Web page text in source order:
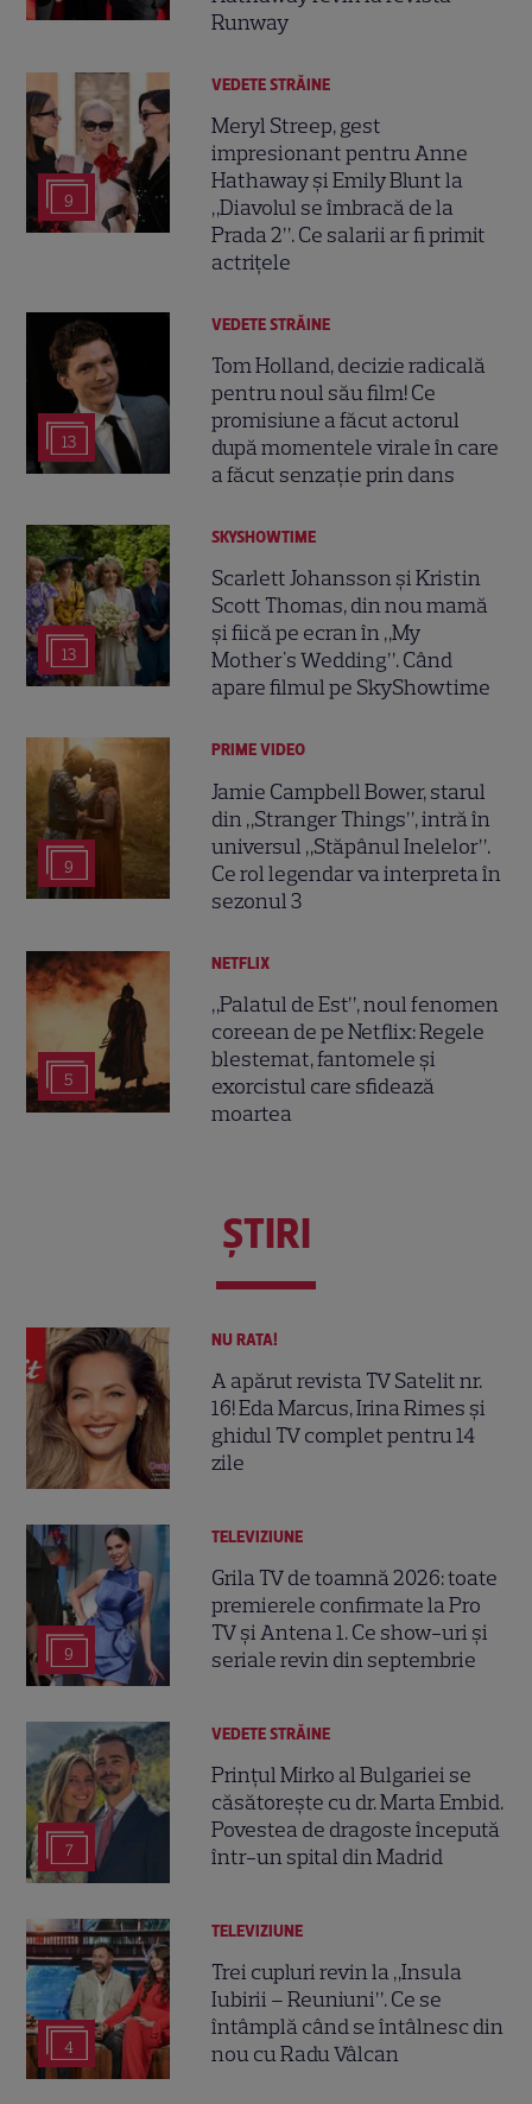
Runway
9
VEDETE STRĂINE
Meryl Streep, gest
impresionant pentru Anne
Hathaway și Emily Blunt la
„Diavolul se îmbracă de la
Prada 2”. Ce salarii ar fi primit
actrițele
13
VEDETE STRĂINE
Tom Holland, decizie radicală
pentru noul său film! Ce
promisiune a făcut actorul
după momentele virale în care
a făcut senzație prin dans
13
SKYSHOWTIME
Scarlett Johansson și Kristin
Scott Thomas, din nou mamă
și fiică pe ecran în „My
Mother's Wedding”. Când
apare filmul pe SkyShowtime
9
PRIME VIDEO
Jamie Campbell Bower, starul
din „Stranger Things”, intră în
universul „Stăpânul Inelelor”.
Ce rol legendar va interpreta în
sezonul 3
5
NETFLIX
„Palatul de Est”, noul fenomen
coreean de pe Netflix: Regele
blestemat, fantomele și
exorcistul care sfidează
moartea
ŞTIRI
NU RATA!
A apărut revista TV Satelit nr.
16! Eda Marcus, Irina Rimes și
ghidul TV complet pentru 14
zile
9
TELEVIZIUNE
Grila TV de toamnă 2026: toate
premierele confirmate la Pro
TV și Antena 1. Ce show-uri și
seriale revin din septembrie
7
VEDETE STRĂINE
Prințul Mirko al Bulgariei se
căsătorește cu dr. Marta Embid.
Povestea de dragoste începută
într-un spital din Madrid
4
TELEVIZIUNE
Trei cupluri revin la „Insula
Iubirii – Reuniuni”. Ce se
întâmplă când se întâlnesc din
nou cu Radu Vâlcan